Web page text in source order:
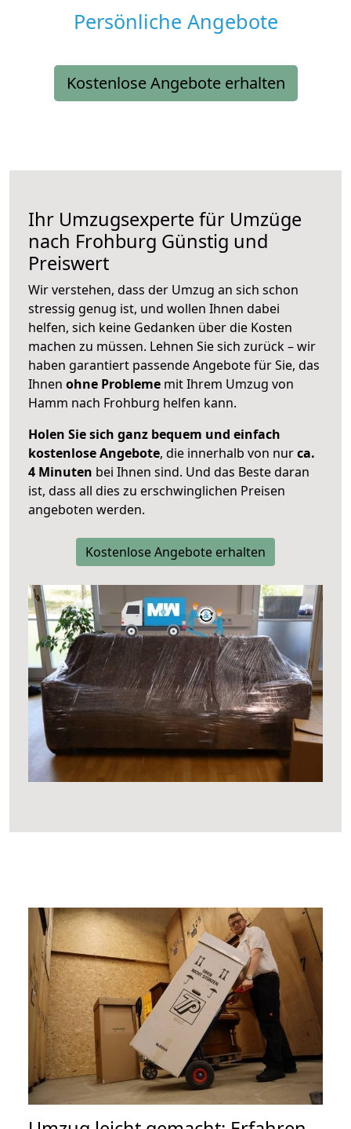
Persönliche Angebote
Kostenlose Angebote erhalten
Ihr Umzugsexperte für Umzüge
nach Frohburg Günstig und
Preiswert
Wir verstehen, dass der Umzug an sich schon
stressig genug ist, und wollen Ihnen dabei
helfen, sich keine Gedanken über die Kosten
machen zu müssen. Lehnen Sie sich zurück – wir
haben garantiert passende Angebote für Sie, das
Ihnen ohne Probleme mit Ihrem Umzug von
Hamm nach Frohburg helfen kann.
Holen Sie sich ganz bequem und einfach
kostenlose Angebote, die innerhalb von nurca.
4 Minuten bei Ihnen sind. Und das Beste daran
ist, dass all dies zu erschwinglichen Preisen
angeboten werden.
Kostenlose Angebote erhalten